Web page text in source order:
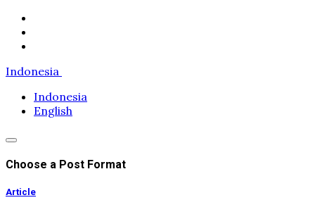
Indonesia
Indonesia
English
Choose a Post Format
Article